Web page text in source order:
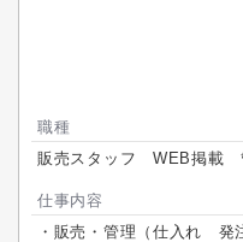
職種
販売スタッフ WEB掲載
仕事内容
・販売・管理（仕入れ